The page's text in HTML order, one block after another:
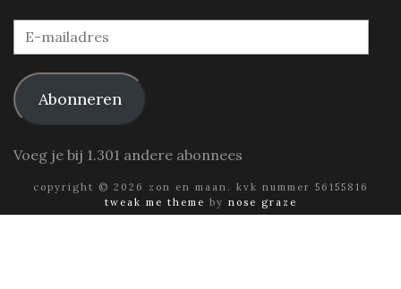
E-
mailadres
Abonneren
Voeg je bij 1.301 andere abonnees
copyright © 2026 zon en maan. kvk nummer 56155816
tweak me theme by nose graze